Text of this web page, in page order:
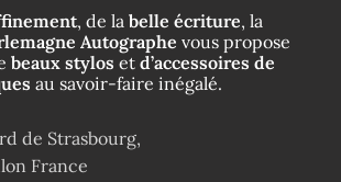
, de la belle écriture, la
Autographe vous propose
beaux stylos et d’accessoires de
au savoir-faire inégalé.
de Strasbourg,
France